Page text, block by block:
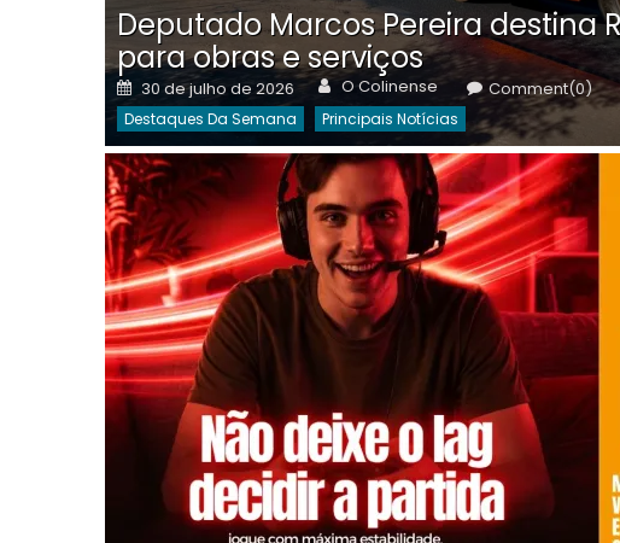
Deputado Marcos Pereira destina
para obras e serviços
Posted
on
30 de julho de 2026 Author
O Colinense Comment(0)
Destaques Da Semana Principais Notícias